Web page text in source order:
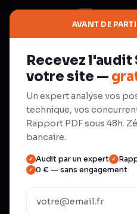
AVANT DE
Recevez l'audit
votre site —
Un expert analyse vos
technique, vos
Rapport PDF sous 48h.
bancaire.
✓ Audit par un expert ✓
✓ 0 € — sans engagement
⛓
Backlinks
profil,